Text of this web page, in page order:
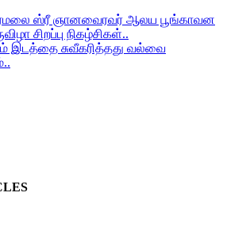
ஸ்ரீ ஞானவைரவர் ஆலய பூங்காவன
சிறப்பு நிகழ்சிகள்..
இடத்தை சுவீகரித்தது வல்வை